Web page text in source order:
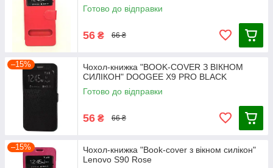
Готово до відправки
56 ₴ 66 ₴
–15%
Чохол-книжка "BOOK-COVER З ВІКНОМ
СИЛІКОН" DOOGEE X9 PRO BLACK
Готово до відправки
56 ₴ 66 ₴
–15%
Чохол-книжка "Book-cover з вікном силікон"
Lenovo S90 Rose